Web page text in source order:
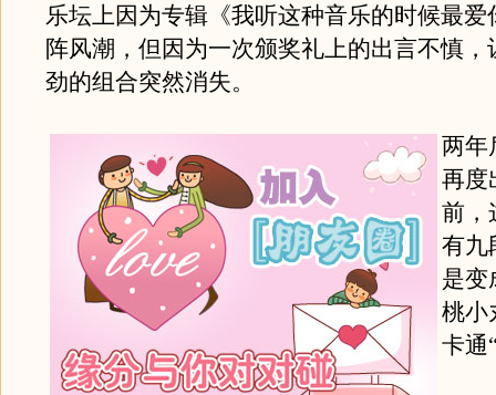
乐坛上因为专辑《我听这种音乐的时候最爱
阵风潮，但因为一次颁奖礼上的出言不慎，
劲的组合突然消失。
两年
再度
前，
有九
是变
桃小
卡通